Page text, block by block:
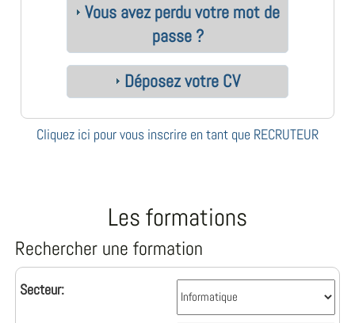
Vous avez perdu votre mot de
passe ?
Déposez votre CV
Cliquez ici pour vous inscrire en tant que RECRUTEUR
Les formations
Rechercher une formation
Secteur: